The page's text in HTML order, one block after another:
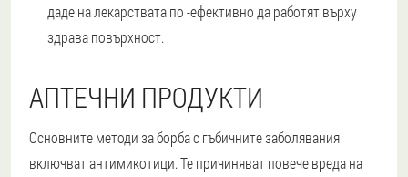
даде на лекарствата по -ефективно да работят върху
здрава повърхност.
АПТЕЧНИ ПРОДУКТИ
Основните методи за борба с гъбичните заболявания
включват антимикотици. Те причиняват повече вреда на